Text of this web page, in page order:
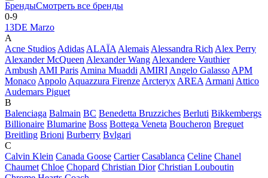
БрендыСмотреть все бренды
0-9
13DE Marzo
A
Acne StudiosAdidasALAÏAAlemaisAlessandra RichAlex Perry
Alexander McQueenAlexander WangAlexandere Vauthier
AmbushAMI ParisAmina MuaddiAMIRIAngelo GalassoAPM
MonacoAppoloAquazzura FirenzeArcteryxAREAArmaniAttico
Audemars Piguet
B
Balenciaga Balmain BC Benedetta Bruzziches Berluti Bikkembergs
Billionaire Blumarine Boss Bottega Veneta Boucheron Breguet
Breitling Brioni Burberry Bvlgari
C
Calvin Klein Canada Goose Cartier Casablanca Celine Chanel
Chaumet Chloe Chopard Christian Dior Christian Louboutin